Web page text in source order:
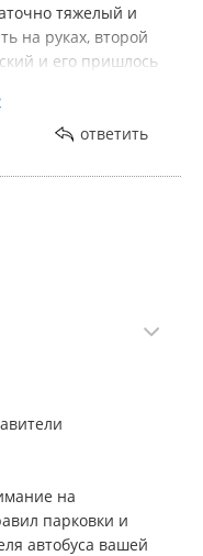
тяжелый и
на руках, второй
и его пришлось
почему мы должны
ответить
на
парковки и
автобуса вашей